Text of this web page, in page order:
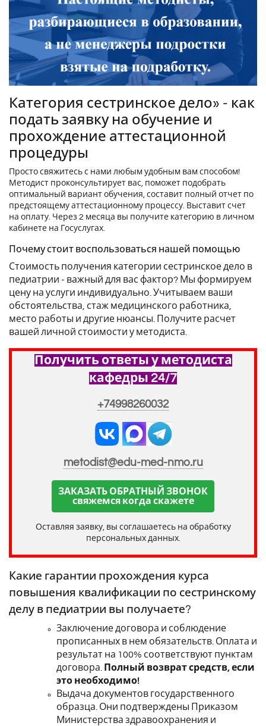
Категория сестринское дело» - как
подать заявку на обучение и
прохождение аттестационной
процедуры
Просто свяжитесь с нами любым удобным вам способом!
Методист проконсультирует вас, поможет подобрать
оптимальный вариант обучения, составит полный отчет по
предстоящему аттестационному процессу. Выставит счет
на оплату. Через 2 месяца вы получите категорию в личном
кабинете на Госуслугах.
Почему стоит воспользоваться нашей помощью
Стоимость получения категории сестринское дело в
педиатрии - важный для вас фактор? Мы формируем
цену на услуги индивидуально. Учитываем ваши
обстоятельства, стаж медицинского работника,
место работы и другие нюансы. Получите расчет
вашей личной стоимости у методиста.
Получить ответы у методиста
кафедры 24/7
+74998260032
metodist@edu-med-nmo.ru
ЗАКАЗАТЬ ОБРАТНЫЙ ЗВОНОК
свяжемся когда скажете
Оставляя заявку, вы соглашаетесь на обработку
персональных данных.
Какие гарантии прохождения курса
повышения квалификации по сестринскому
делу в педиатрии вы получаете?
Заключение договора и соблюдение
прописанных в нем обязательств. Оплата и
результат на 100% соответствуют пунктам
договора. Полный возврат средств, если
это необходимо!
Выдача документов государственного
образца. Они подтверждены Приказом
Министерства здравоохранения и